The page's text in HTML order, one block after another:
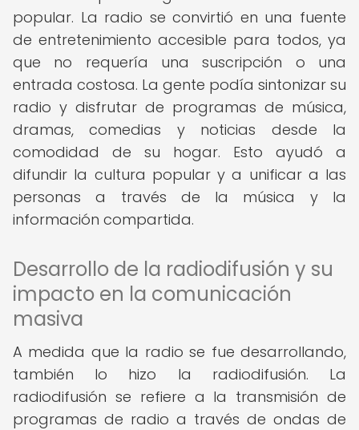
popular. La radio se convirtió en una fuente
de entretenimiento accesible para todos, ya
que no requería una suscripción o una
entrada costosa. La gente podía sintonizar su
radio y disfrutar de programas de música,
dramas, comedias y noticias desde la
comodidad de su hogar. Esto ayudó a
difundir la cultura popular y a unificar a las
personas a través de la música y la
información compartida.
Desarrollo de la radiodifusión y su
impacto en la comunicación
masiva
A medida que la radio se fue desarrollando,
también lo hizo la radiodifusión. La
radiodifusión se refiere a la transmisión de
programas de radio a través de ondas de